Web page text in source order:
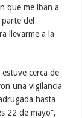
que me iban a
del
llevarme a la
cerca de
una vigilancia
hasta
22 de mayo”,